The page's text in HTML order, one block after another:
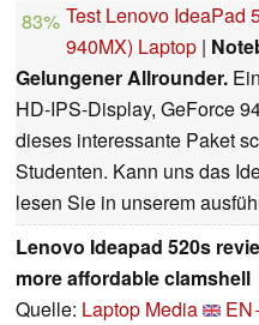
83% Test Lenovo IdeaPad
940MX) Laptop |
Gelungener Allrounder.
HD-IPS-Display, GeForce
dieses interessante Paket
Studenten. Kann uns das
lesen Sie in unserem
Lenovo Ideapad 520s
more affordable clamshell
Quelle: Laptop Media